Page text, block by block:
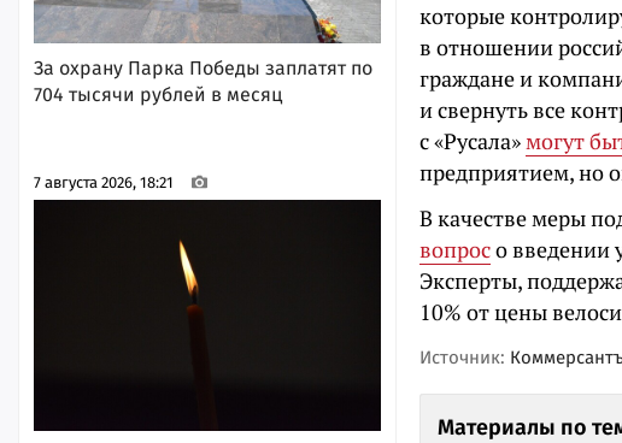
За охрану Парка Победы заплатят по
704 тысячи рублей в месяц
7 августа 2026, 18:21
которые
в отношении
граждане и
и свернуть все
с «Русала»могут
предприятием, но
В качестве меры
вопросо введении
Эксперты,
10% от цены
Источник:
Материалы по